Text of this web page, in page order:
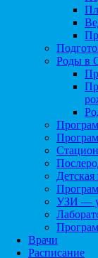
Роды в
УЗИ —
Врачи
Расписание